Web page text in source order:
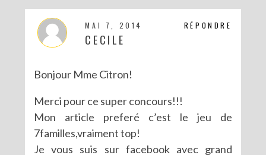
RÉPONDRE
MAI 7, 2014
CECILE
Bonjour Mme Citron!
Merci pour ce super concours!!!
Mon article preferé c’est le jeu de
7familles,vraiment top!
Je vous suis sur facebook avec grand